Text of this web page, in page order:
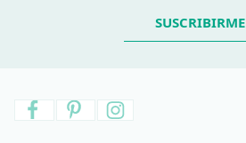
SUSCRIBIRME